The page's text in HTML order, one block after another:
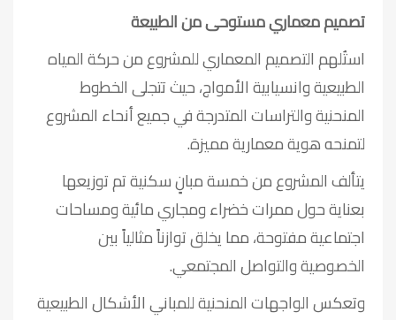
تصميم معماري مستوحى من الطبيعة
استُلهم التصميم المعماري للمشروع من حركة المياه
الطبيعية وانسيابية الأمواج، حيث تتجلى الخطوط
المنحنية والتراسات المتدرجة في جميع أنحاء المشروع
لتمنحه هوية معمارية مميزة.
يتألف المشروع من خمسة مبانٍ سكنية تم توزيعها
بعناية حول ممرات خضراء ومجاري مائية ومساحات
اجتماعية مفتوحة، مما يخلق توازناً مثالياً بين
الخصوصية والتواصل المجتمعي.
وتعكس الواجهات المنحنية للمباني الأشكال الطبيعية